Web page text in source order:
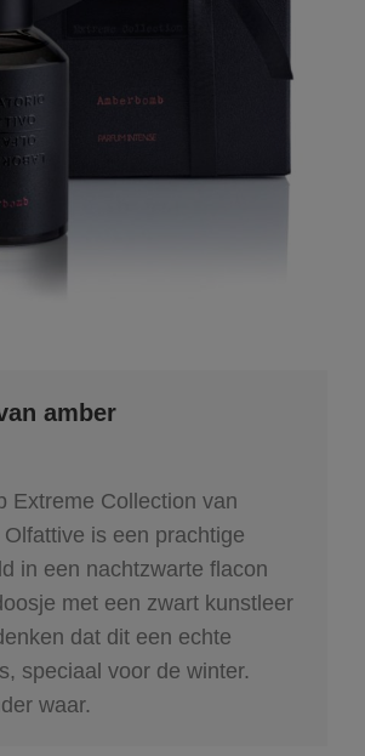
amber
Extreme Collection van
is een prachtige
in een nachtzwarte flacon
met een zwart kunstleer
dat dit een echte
speciaal voor de winter.
waar.